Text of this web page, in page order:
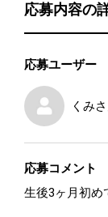
応募内容の
応募ユーザー
くみ
応募コメント
生後3ヶ月初め